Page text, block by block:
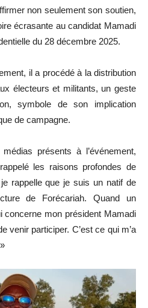
non seulement son soutien,
écrasante au candidat Mamadi
du 28 décembre 2025.
il a procédé à la distribution
électeurs et militants, un geste
symbole de son implication
de campagne.
présents à l’événement,
les raisons profondes de
rappelle que je suis un natif de
de Forécariah. Quand un
concerne mon président Mamadi
venir participer. C’est ce qui m’a